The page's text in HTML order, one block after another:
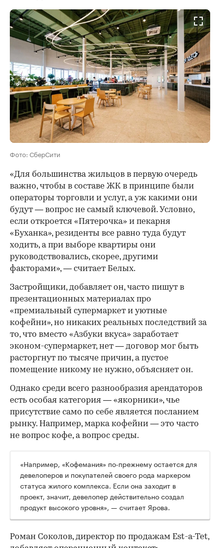
Фото: СберСити
«Для большинства жильцов в первую очередь
важно, чтобы в составе ЖК в принципе были
операторы торговли и услуг, а уж какими они
будут — вопрос не самый ключевой. Условно,
если откроется «Пятерочка» и пекарня
«Буханка», резиденты все равно туда будут
ходить, а при выборе квартиры они
руководствовались, скорее, другими
факторами», — считает Белых.
Застройщики, добавляет он, часто пишут в
презентационных материалах про
«премиальный супермаркет и уютные
кофейни», но никаких реальных последствий за
то, что вместо «Азбуки вкуса» заработает
эконом-супермаркет, нет — договор мог быть
расторгнут по тысяче причин, а пустое
помещение никому не нужно, объясняет он.
Однако среди всего разнообразия арендаторов
есть особая категория — «якорники», чье
присутствие само по себе является посланием
рынку. Например, марка кофейни — это часто
не вопрос кофе, а вопрос среды.
«Например, «Кофемания» по-прежнему остается для
девелоперов и покупателей своего рода маркером
статуса жилого комплекса. Если она заходит в
проект, значит, девелопер действительно создал
продукт высокого уровня», — считает Ярова.
Роман Соколов, директор по продажам Est-a-Tet,